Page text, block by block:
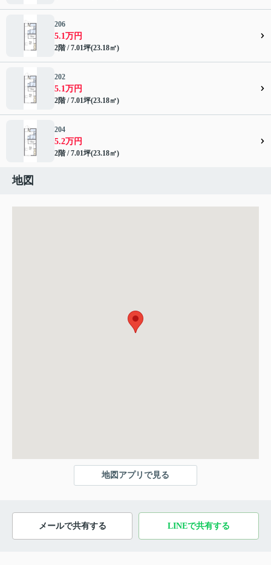
206
5.1万円
2階 / 7.01坪(23.18㎡)
202
5.1万円
2階 / 7.01坪(23.18㎡)
204
5.2万円
2階 / 7.01坪(23.18㎡)
地図
地図アプリで見る
メールで共有する LINEで共有する